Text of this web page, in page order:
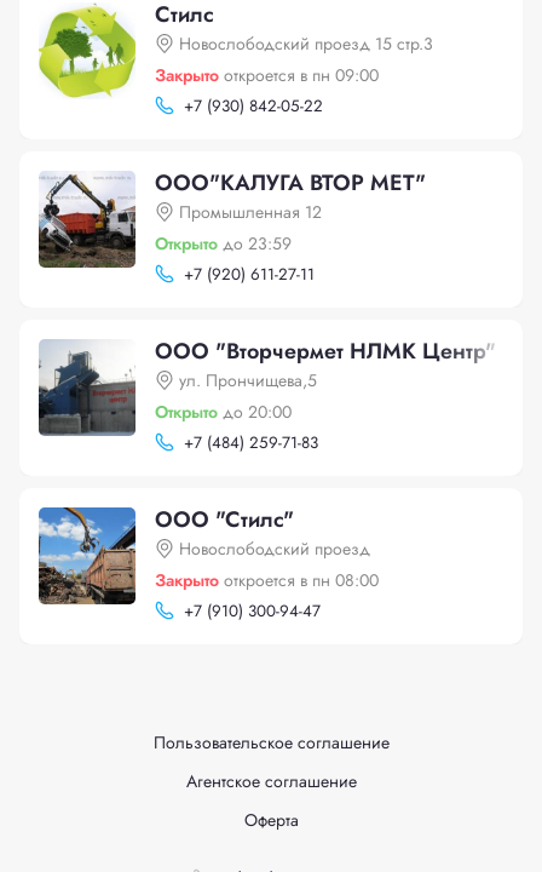
Стилс
Новослободский проезд 15 стр.3
Закрыто откроется в пн 09:00
+7 (930) 842-05-22
ООО"КАЛУГА ВТОР МЕТ"
Промышленная 12
Открыто до 23:59
+7 (920) 611-27-11
ООО "Вторчермет НЛМК Центр"
ул. Прончищева,5
Открыто до 20:00
+7 (484) 259-71-83
ООО "Стилс"
Новослободский проезд
Закрыто откроется в пн 08:00
+7 (910) 300-94-47
Пользовательское соглашение
Агентское соглашение
Оферта